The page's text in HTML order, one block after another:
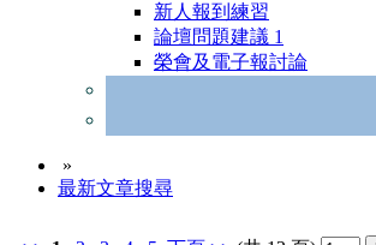
新人報到練習
論壇問題建議 1
榮會及電子報討論
»
最新文章搜尋